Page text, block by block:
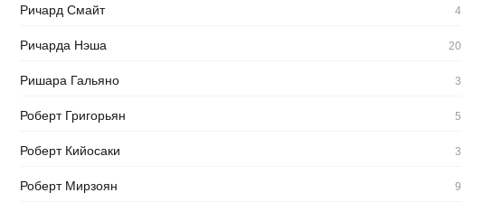
Ричард Смайт 4
Ричарда Нэша 20
Ришара Гальяно 3
Роберт Григорьян 5
Роберт Кийосаки 3
Роберт Мирзоян 9